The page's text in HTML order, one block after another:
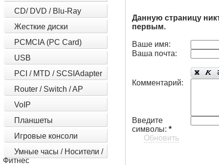
CD/ DVD / Blu-Ray
Жесткие диски
PCMCIA (PC Card)
USB
PCI / MTD / SCSIAdapter
Router / Switch / AP
VoIP
Планшеты
Игровые консоли
Умные часы / Носители /
Фитнес
Данную страницу
первым.
Ваше имя:
Ваша почта:
Комментарий:
Введите
символы:*
Обновить